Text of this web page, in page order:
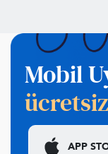
Mobil
APP